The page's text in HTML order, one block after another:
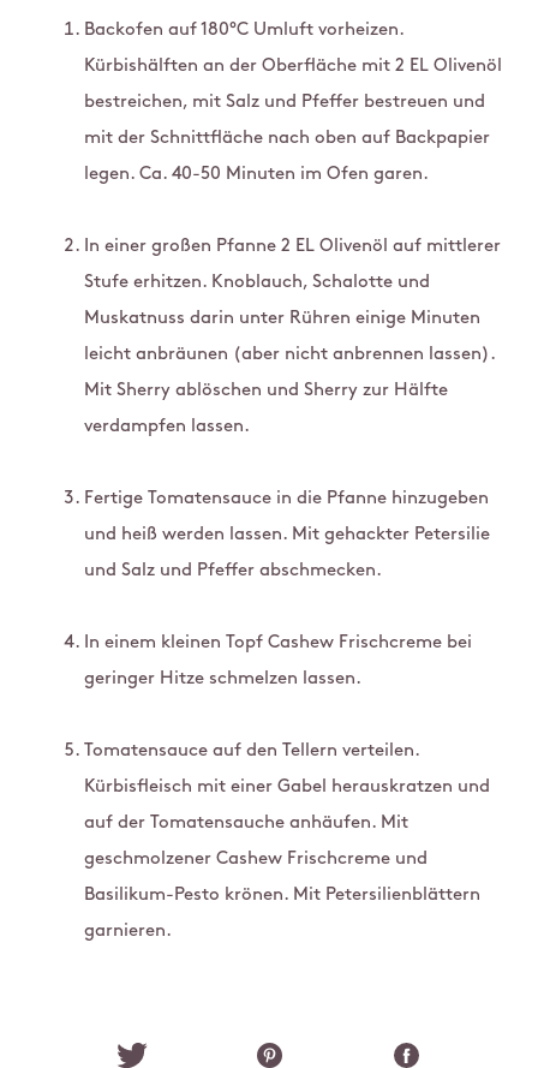
Backofen auf 180°C Umluft vorheizen.
Kürbishälften an der Oberfläche mit 2 EL Olivenöl
bestreichen, mit Salz und Pfeffer bestreuen und
mit der Schnittfläche nach oben auf Backpapier
legen. Ca. 40-50 Minuten im Ofen garen.
In einer großen Pfanne 2 EL Olivenöl auf mittlerer
Stufe erhitzen. Knoblauch, Schalotte und
Muskatnuss darin unter Rühren einige Minuten
leicht anbräunen (aber nicht anbrennen lassen).
Mit Sherry ablöschen und Sherry zur Hälfte
verdampfen lassen.
Fertige Tomatensauce in die Pfanne hinzugeben
und heiß werden lassen. Mit gehackter Petersilie
und Salz und Pfeffer abschmecken.
In einem kleinen Topf Cashew Frischcreme bei
geringer Hitze schmelzen lassen.
Tomatensauce auf den Tellern verteilen.
Kürbisfleisch mit einer Gabel herauskratzen und
auf der Tomatensauche anhäufen. Mit
geschmolzener Cashew Frischcreme und
Basilikum-Pesto krönen. Mit Petersilienblättern
garnieren.